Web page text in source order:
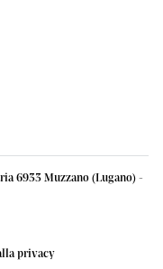
6933 Muzzano (Lugano) -
privacy